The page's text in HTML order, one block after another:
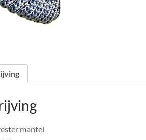
mantel